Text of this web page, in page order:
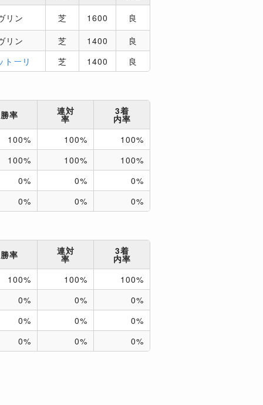
リン
芝 1600
良
リン
芝 1400
良
トーリ
芝 1400 良
勝率 連対
率
3着
内率
100%
100%
100%
100%
100%
100%
0%
0%
0%
0%
0% 0%
勝率 連対
率
3着
内率
100%
100%
100%
0%
0%
0%
0%
0%
0%
0%
0% 0%